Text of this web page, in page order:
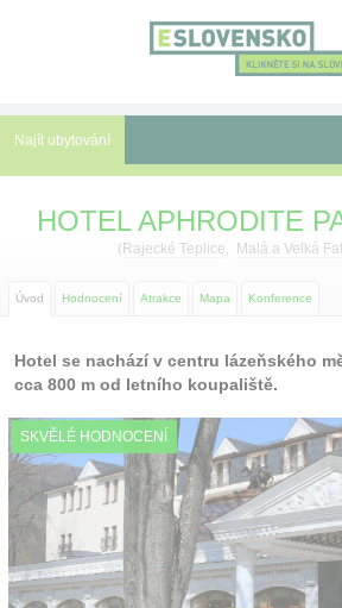
Najít ubytování
Slevy a Last Minute
Autobusové zájezdy
Před cestou
Atrakce
O nás
Kontakt
HOTEL APHRODITE
( Rajecké Teplice, Malá a Velká
Úvod Hodnocení Atrakce Mapa Konference
Hotel se nachází v centru lázeňského
cca 800 m od letního koupaliště.
SKVĚLÉ HODNOCENÍ